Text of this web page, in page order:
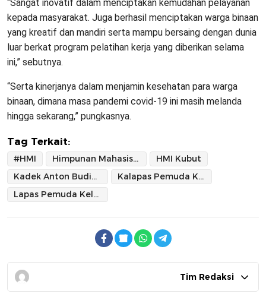
“Sangat inovatif dalam menciptakan kemudahan pelayanan
kepada masyarakat. Juga berhasil menciptakan warga binaan
yang kreatif dan mandiri serta mampu bersaing dengan dunia
luar berkat program pelatihan kerja yang diberikan selama
ini,” sebutnya.
“Serta kinerjanya dalam menjamin kesehatan para warga
binaan, dimana masa pandemi covid-19 ini masih melanda
hingga sekarang,” pungkasnya.
Tag Terkait:
#HMI Himpunan Mahasiswa Islam
HMI Kubut
Kadek Anton Budiharta
Kalapas Pemuda Kelas II A Tangerang
Lapas Pemuda Kelas IIA Tangerang
Tim Redaksi